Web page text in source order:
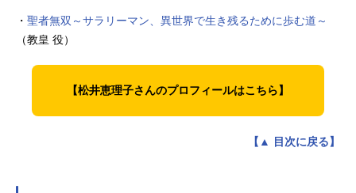
・ 聖者無双～サラリーマン、異世界で生き残るために歩む道～
（教皇 役）
【松井恵理子さんのプロフィールはこちら】
【▲ 目次に戻る】